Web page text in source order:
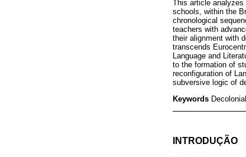
This article analyzes
schools, within the
chronological
teachers with
their alignment with
transcends
Language and
to the formation of
reconfiguration of
subversive logic of
Keywords
INTRODUÇÃO